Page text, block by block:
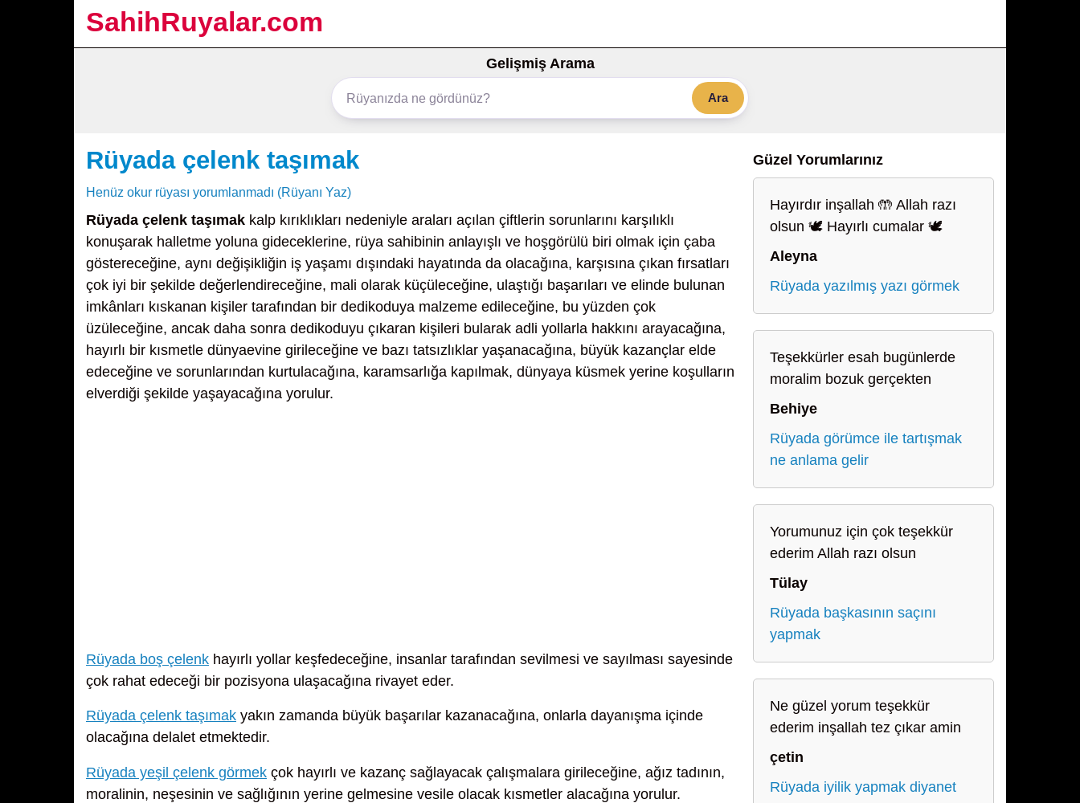
SahihRuyalar.com
Gelişmiş Arama
Ara
Rüyada çelenk taşımak
Henüz okur rüyası yorumlanmadı (Rüyanı Yaz)
Rüyada çelenk taşımak kalp kırıklıkları nedeniyle araları açılan çiftlerin sorunlarını karşılıklı
konuşarak halletme yoluna gideceklerine, rüya sahibinin anlayışlı ve hoşgörülü biri olmak için çaba
göstereceğine, aynı değişikliğin iş yaşamı dışındaki hayatında da olacağına, karşısına çıkan fırsatları
çok iyi bir şekilde değerlendireceğine, mali olarak küçüleceğine, ulaştığı başarıları ve elinde bulunan
imkânları kıskanan kişiler tarafından bir dedikoduya malzeme edileceğine, bu yüzden çok
üzüleceğine, ancak daha sonra dedikoduyu çıkaran kişileri bularak adli yollarla hakkını arayacağına,
hayırlı bir kısmetle dünyaevine girileceğine ve bazı tatsızlıklar yaşanacağına, büyük kazançlar elde
edeceğine ve sorunlarından kurtulacağına, karamsarlığa kapılmak, dünyaya küsmek yerine koşulların
elverdiği şekilde yaşayacağına yorulur.
Rüyada boş çelenk hayırlı yollar keşfedeceğine, insanlar tarafından sevilmesi ve sayılması sayesinde
çok rahat edeceği bir pozisyona ulaşacağına rivayet eder.
Rüyada çelenk taşımak yakın zamanda büyük başarılar kazanacağına, onlarla dayanışma içinde
olacağına delalet etmektedir.
Rüyada yeşil çelenk görmek çok hayırlı ve kazanç sağlayacak çalışmalara girileceğine, ağız tadının,
moralinin, neşesinin ve sağlığının yerine gelmesine vesile olacak kısmetler alacağına yorulur.
Güzel Yorumlarınız
Hayırdır inşallah 🤲 Allah razı
olsun 🕊️ Hayırlı cumalar 🕊️
Aleyna
Rüyada yazılmış yazı görmek
Teşekkürler esah bugünlerde
moralim bozuk gerçekten
Behiye
Rüyada görümce ile tartışmak
ne anlama gelir
Yorumunuz için çok teşekkür
ederim Allah razı olsun
Tülay
Rüyada başkasının saçını
yapmak
Ne güzel yorum teşekkür
ederim inşallah tez çıkar amin
çetin
Rüyada iyilik yapmak diyanet